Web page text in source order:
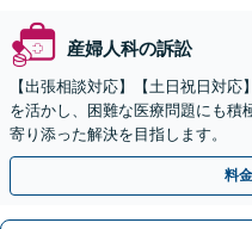
産婦人科の訴訟
【出張相談対応】【土日祝日対
を活かし、困難な医療問題にも積
寄り添った解決を目指します。
料